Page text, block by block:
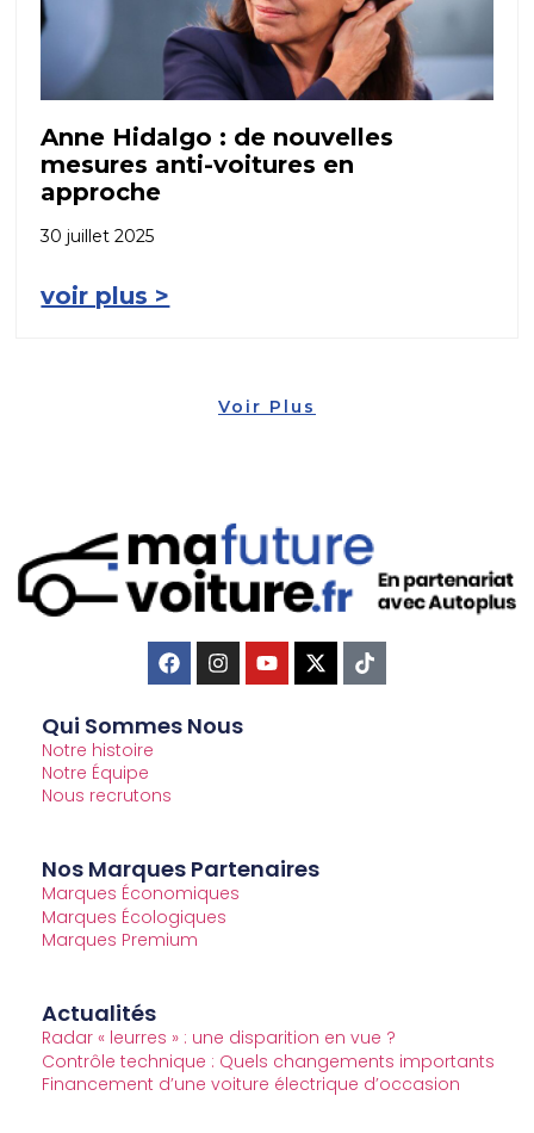
Anne Hidalgo : de nouvelles
mesures anti-voitures en
approche
30 juillet 2025
voir plus >
Voir Plus
Qui Sommes Nous
Notre histoire
Notre Équipe
Nous recrutons
Nos Marques Partenaires
Marques Économiques
Marques Écologiques
Marques Premium
Actualités
Radar « leurres » : une disparition en vue ?
Contrôle technique : Quels changements importants
Financement d’une voiture électrique d’occasion